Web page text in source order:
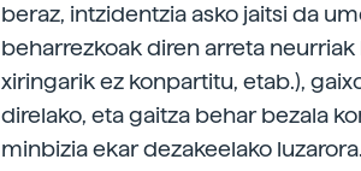
beraz, intzidentzia asko jaitsi da
beharrezkoak diren arreta
xiringarik ez konpartitu, etab.),
direlako, eta gaitza behar bezala
minbizia ekar dezakeelako luzarora.